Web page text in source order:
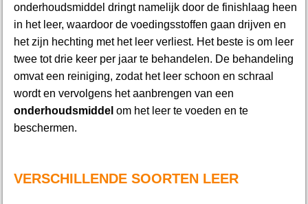
onderhoudsmiddel dringt namelijk door de finishlaag heen
in het leer, waardoor de voedingsstoffen gaan drijven en
het zijn hechting met het leer verliest. Het beste is om leer
twee tot drie keer per jaar te behandelen. De behandeling
omvat een reiniging, zodat het leer schoon en schraal
wordt en vervolgens het aanbrengen van een
onderhoudsmiddel om het leer te voeden en te
beschermen.
VERSCHILLENDE SOORTEN LEER